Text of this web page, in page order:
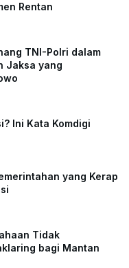
Rentan
TNI-Polri dalam
Jaksa yang
Ini Kata Komdigi
yang Kerap
Tidak
bagi Mantan